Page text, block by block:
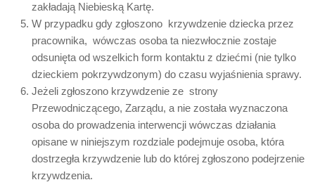
zakładają Niebieską Kartę.
W przypadku gdy zgłoszono krzywdzenie dziecka przez
pracownika, wówczas osoba ta niezwłocznie zostaje
odsunięta od wszelkich form kontaktu z dziećmi (nie tylko
dzieckiem pokrzywdzonym) do czasu wyjaśnienia sprawy.
Jeżeli zgłoszono krzywdzenie ze strony
Przewodniczącego, Zarządu, a nie została wyznaczona
osoba do prowadzenia interwencji wówczas działania
opisane w niniejszym rozdziale podejmuje osoba, która
dostrzegła krzywdzenie lub do której zgłoszono podejrzenie
krzywdzenia.